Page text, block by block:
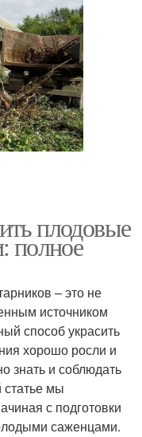
плодовые
полное
– это не
источником
способ украсить
хорошо росли и
знать и соблюдать
мы
с подготовки
саженцами.